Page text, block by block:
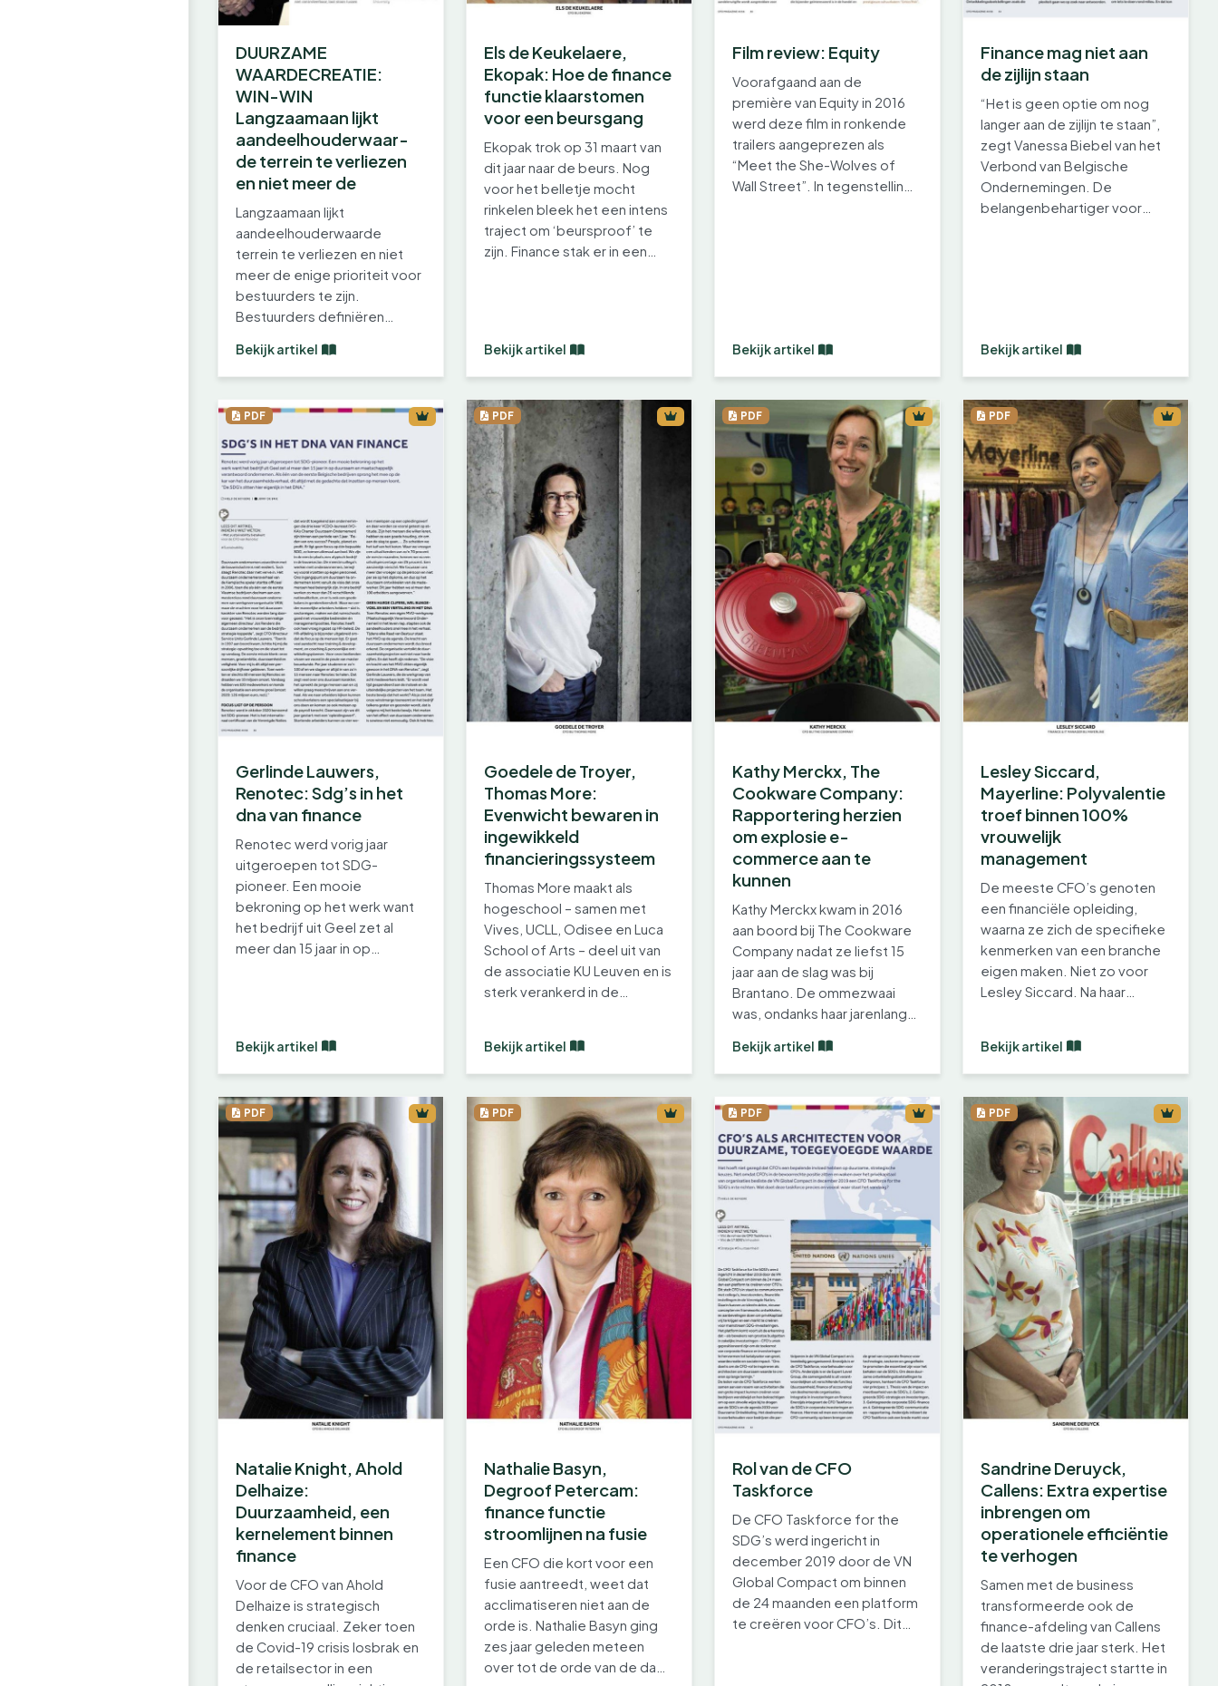
DUURZAME
WAARDECREATIE:
WIN-WIN
Langzaamaan lijkt
aandeelhouderwaar-
de terrein te verliezen
en niet meer de
Langzaamaan lijkt
aandeelhouderwaarde
terrein te verliezen en niet
meer de enige prioriteit voor
bestuurders te zijn.
Bestuurders definiëren
Bekijk artikel
Els de Keukelaere,
Ekopak: Hoe de finance
functie klaarstomen
voor een beursgang
Ekopak trok op 31 maart van
dit jaar naar de beurs. Nog
voor het belletje mocht
rinkelen bleek het een intens
traject om ‘beursproof’ te
zijn. Finance stak er in een…
Bekijk artikel
Film review: Equity
Voorafgaand aan de
première van Equity in 2016
werd deze film in ronkende
trailers aangeprezen als
“Meet the She-Wolves of
Wall Street”. In tegenstelling
Bekijk artikel
Finance mag niet aan
de zijlijn staan
“Het is geen optie om nog
langer aan de zijlijn te staan”,
zegt Vanessa Biebel van het
Verbond van Belgische
Ondernemingen. De
belangenbehartiger voor
Bekijk artikel
PDF
Gerlinde Lauwers,
Renotec: Sdg’s in het
dna van finance
Renotec werd vorig jaar
uitgeroepen tot SDG-
pioneer. Een mooie
bekroning op het werk want
het bedrijf uit Geel zet al
meer dan 15 jaar in op
Bekijk artikel
PDF
Goedele de Troyer,
Thomas More:
Evenwicht bewaren in
ingewikkeld
financieringssysteem
Thomas More maakt als
hogeschool – samen met
Vives, UCLL, Odisee en Luca
School of Arts – deel uit van
de associatie KU Leuven en is
sterk verankerd in de
Bekijk artikel
PDF
Kathy Merckx, The
Cookware Company:
Rapportering herzien
om explosie e-
commerce aan te
kunnen
Kathy Merckx kwam in 2016
aan boord bij The Cookware
Company nadat ze liefst 15
jaar aan de slag was bij
Brantano. De ommezwaai
was, ondanks haar jarenlange
Bekijk artikel
PDF
Lesley Siccard,
Mayerline: Polyvalentie
troef binnen 100%
vrouwelijk
management
De meeste CFO’s genoten
een financiële opleiding,
waarna ze zich de specifieke
kenmerken van een branche
eigen maken. Niet zo voor
Lesley Siccard. Na haar
Bekijk artikel
PDF
Natalie Knight, Ahold
Delhaize:
Duurzaamheid, een
kernelement binnen
finance
Voor de CFO van Ahold
Delhaize is strategisch
denken cruciaal. Zeker toen
de Covid-19 crisis losbrak en
de retailsector in een
PDF
Nathalie Basyn,
Degroof Petercam:
finance functie
stroomlijnen na fusie
Een CFO die kort voor een
fusie aantreedt, weet dat
acclimatiseren niet aan de
orde is. Nathalie Basyn ging
zes jaar geleden meteen
over tot de orde van de dag,
PDF
Rol van de CFO
Taskforce
De CFO Taskforce for the
SDG’s werd ingericht in
december 2019 door de VN
Global Compact om binnen
de 24 maanden een platform
te creëren voor CFO’s. Dit
PDF
Sandrine Deruyck,
Callens: Extra expertise
inbrengen om
operationele efficiëntie
te verhogen
Samen met de business
transformeerde ook de
finance-afdeling van Callens
de laatste drie jaar sterk. Het
veranderingstraject startte in